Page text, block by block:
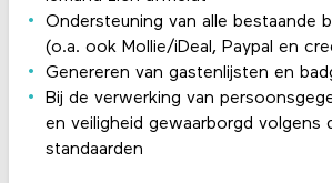
Ondersteuning van alle bestaande
(o.a. ook Mollie/iDeal, Paypal en
Genereren van gastenlijsten en
Bij de verwerking van
en veiligheid gewaarborgd volgens
standaarden